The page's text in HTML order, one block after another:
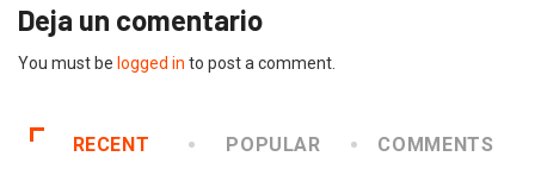
Deja un comentario
You must be logged in to post a comment.
RECENT POPULAR COMMENTS